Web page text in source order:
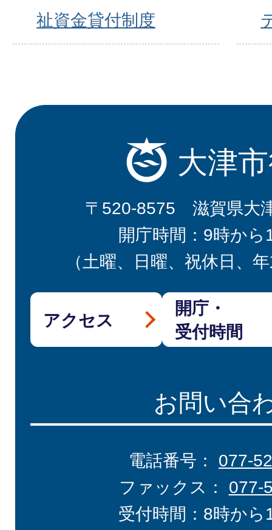
祉資金貸付制度
大津
〒520-8575 滋賀県大
開庁時間：9時から
（土曜、日曜、祝休日、
アクセス
開庁・
受付時間
お問い合
電話番号： 077-
ファックス： 077-
受付時間：8時から